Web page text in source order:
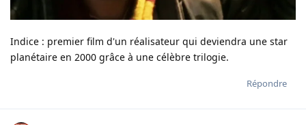
Indice : premier film d'un réalisateur qui deviendra une star
planétaire en 2000 grâce à une célèbre trilogie.
Répondre